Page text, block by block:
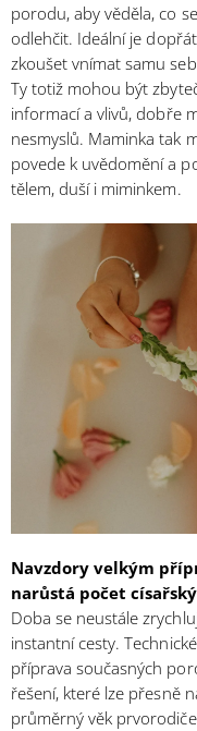
porodu, aby věděla, co
odlehčit. Ideální je
zkoušet vnímat samu
Ty totiž mohou být
informací a vlivů, dobře
nesmyslů. Maminka tak
povede k uvědomění a
tělem, duší i miminkem.
Navzdory velkým
narůstá počet
Doba se neustále
instantní cesty.
příprava současných
řešení, které lze přesně
průměrný věk